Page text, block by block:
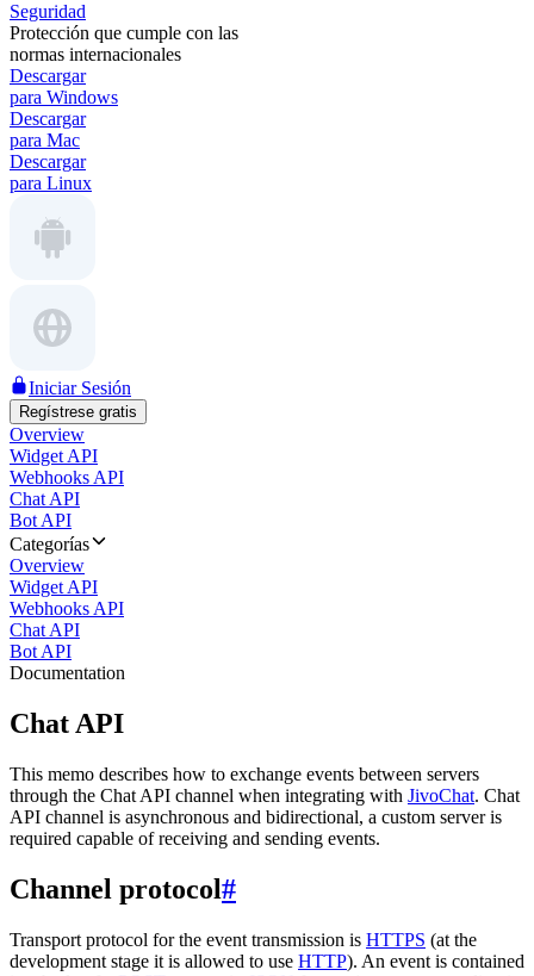
Seguridad
Protección que cumple con las
normas internacionales
Descargar
para Windows
Descargar
para Mac
Descargar
para Linux
Iniciar Sesión
Regístrese gratis
Overview
Widget API
Webhooks API
Chat API
Bot API
Categorías
Overview
Widget API
Webhooks API
Chat API
Bot API
Documentation
Chat API
This memo describes how to exchange events between servers
through the Chat API channel when integrating with JivoChat. Chat
API channel is asynchronous and bidirectional, a custom server is
required capable of receiving and sending events.
Channel protocol#
Transport protocol for the event transmission is HTTPS (at the
development stage it is allowed to use HTTP). An event is contained